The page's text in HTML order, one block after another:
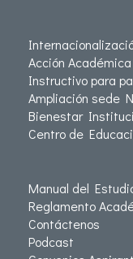
Acción Académica
Instructivo para
Ampliación sede
Bienestar
Centro de
Manual del
Reglamento
Contáctenos
Podcast